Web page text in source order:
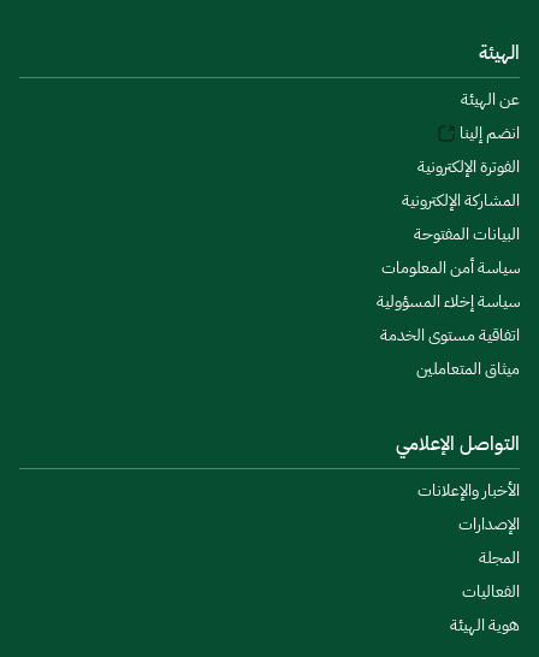
الهيئة
عن الهيئة
انضم إلينا
الفوترة الإلكترونية
المشاركة الإلكترونية
البيانات المفتوحة
سياسة أمن المعلومات
سياسة إخلاء المسؤولية
اتفاقية مستوى الخدمة
ميثاق المتعاملين
التواصل الإعلامي
الأخبار والإعلانات
الإصدارات
المجلة
الفعاليات
هوية الهيئة